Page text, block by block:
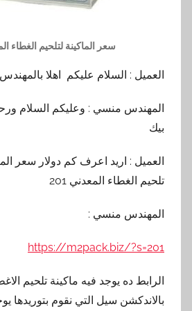
سعر الماكينة لتلحيم الغطاء
العميل : السلام عليكم اهلا
المهندس منسي : وعليكم السلام
بيك
العميل : اريد اعرف كم دولار سعر
تلحيم الغطاء المعدني 201
المهندس منسي :
https://m2pack.biz/?s=201
الرابط ده يوجد فيه ماكينة تلحيم
بالاندكشن سيل التي نقوم بتوريدها